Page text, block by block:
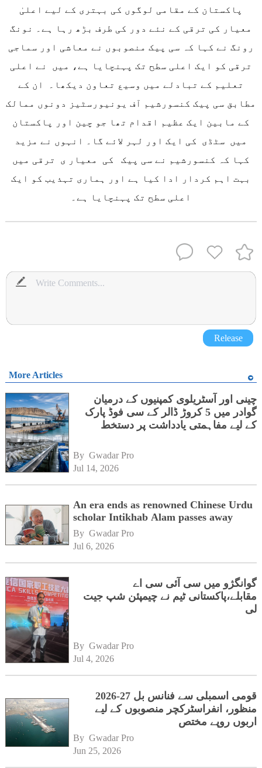
پاکستان کے مقامی لوگوں کی بہتری کے لیے اعلیٰ
معیار کی ترقی کے نئے دور کی طرف بڑھ رہا ہے۔ نونگ
رونگ نے کہا کہ سی پیک منصوبوں نے معاشی اور سماجی
ترقی کو ایک اعلی سطح تک پہنچایا ہے، میں نے اعلی
تعلیم کے تبادلے میں وسیع تعاون دیکھا۔ ان کے
مطابق سی پیک کنسورشیم آف یونیورسٹیز دونوں ممالک
کے مابین ایک عظیم اقدام تھا جو چین اور پاکستان
میں سٹڈی کی ایک اور لہر لائے گا۔ انہوں نے مزید
کہا کہ کنسورشیم نے سی پیک کی معیار ی ترقی میں
بہت اہم کردار ادا کیا ہے اور ہماری تہذیب کو ایک
اعلی سطح تک پہنچایا ہے۔
Release
More Articles
چینی اور آسٹریلوی کمپنیوں کے درمیان
گوادر میں 5 کروڑ ڈالر کے سی فوڈ پارک
کے لیے مفاہمتی یادداشت پر دستخط
By Gwadar Pro
Jul 14, 2026
An era ends as renowned Chinese Urdu
scholar Intikhab Alam passes away
By Gwadar Pro
Jul 6, 2026
گوانگژو میں سی آئی سی اے
مقابلے،پاکستانی ٹیم نے چیمپئن شپ جیت
لی
By Gwadar Pro
Jul 4, 2026
قومی اسمبلی سے فنانس بل 27-2026
منظور، انفراسٹرکچر منصوبوں کے لیے
اربوں روپے مختص
By Gwadar Pro
Jun 25, 2026